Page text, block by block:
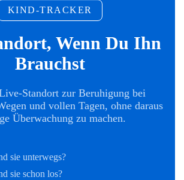
KIND-TRACKER
Wenn Du Ihn
Brauchst
Standort zur Beruhigung bei
und vollen Tagen, ohne daraus
Überwachung zu machen.
sie unterwegs?
sie schon los?